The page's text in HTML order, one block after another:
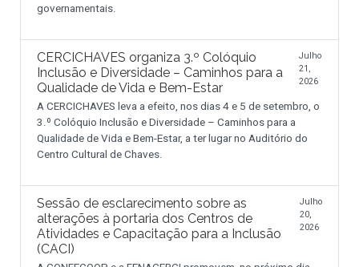
governamentais.
CERCICHAVES organiza 3.º Colóquio
Inclusão e Diversidade – Caminhos para a
Qualidade de Vida e Bem-Estar
Julho
21,
2026
A CERCICHAVES leva a efeito, nos dias 4 e 5 de setembro, o
3.º Colóquio Inclusão e Diversidade – Caminhos para a
Qualidade de Vida e Bem-Estar, a ter lugar no Auditório do
Centro Cultural de Chaves.
Sessão de esclarecimento sobre as
alterações à portaria dos Centros de
Atividades e Capacitação para a Inclusão
(CACI)
Julho
20,
2026